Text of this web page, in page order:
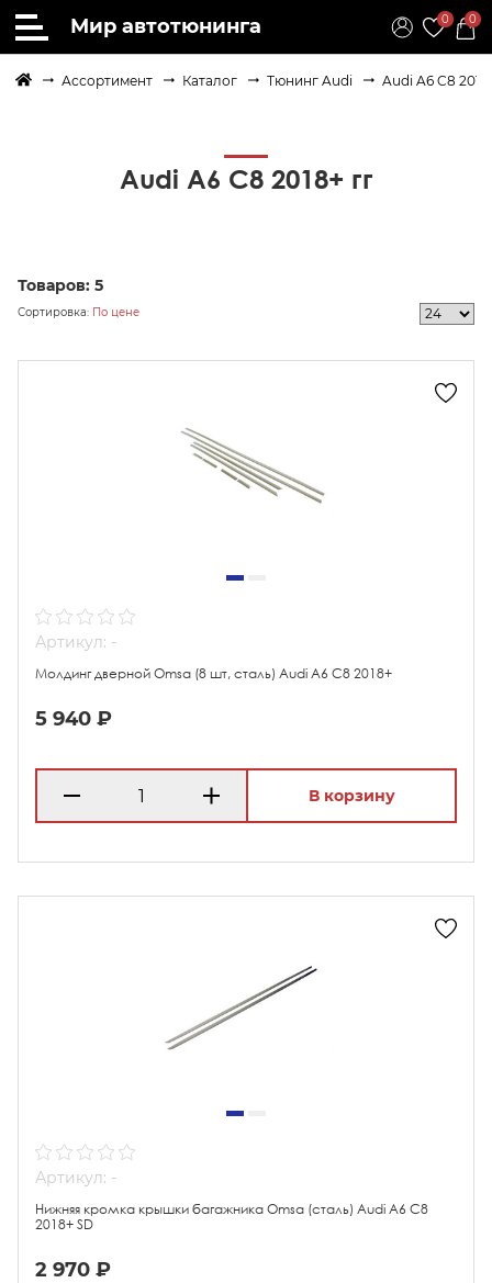
Мир автотюнинга 0 0
Ассортимент Каталог Тюнинг Audi Audi A6 C8
Audi A6 C8 2018+ гг
Товаров: 5
Сортировка: По цене
Артикул: -
Молдинг дверной Omsa (8 шт, сталь) Audi A6 C8 2018+
5 940 ₽
В корзину
Артикул: -
Нижняя кромка крышки багажника Omsa (сталь) Audi A6 C8
2018+ SD
2 970 ₽